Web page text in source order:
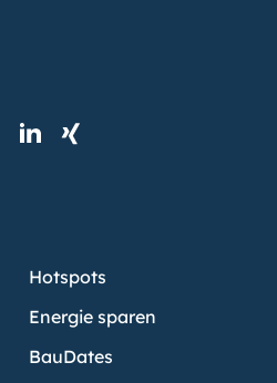
Hotspots
Energie sparen
BauDates